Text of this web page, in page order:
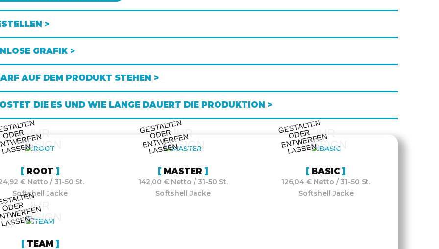
>
GRAFIK >
AUF DEM PRODUKT STEHEN >
DIE ES UND WIE LANGE DAUERT DIE PRODUKTION >
IHR
DESIGN
R
N
ROOT
€ Netto / 31-50 St.
Softshell Jacke
IHR
DESIGN
GESTALTE
N
O
DE
R
E
NT
WE
RFE
N
LASSE
N
MASTER
142,00 € Netto / 31-50 St.
Softshell Jacke
IHR
DESIGN
GESTALTE
N
O
DE
R
E
NT
WE
RFE
N
LASSE
N
BASIC
126,04 € Netto / 31-50 St.
Softshell Jacke
IHR
DESIGN
R
N
TEAM